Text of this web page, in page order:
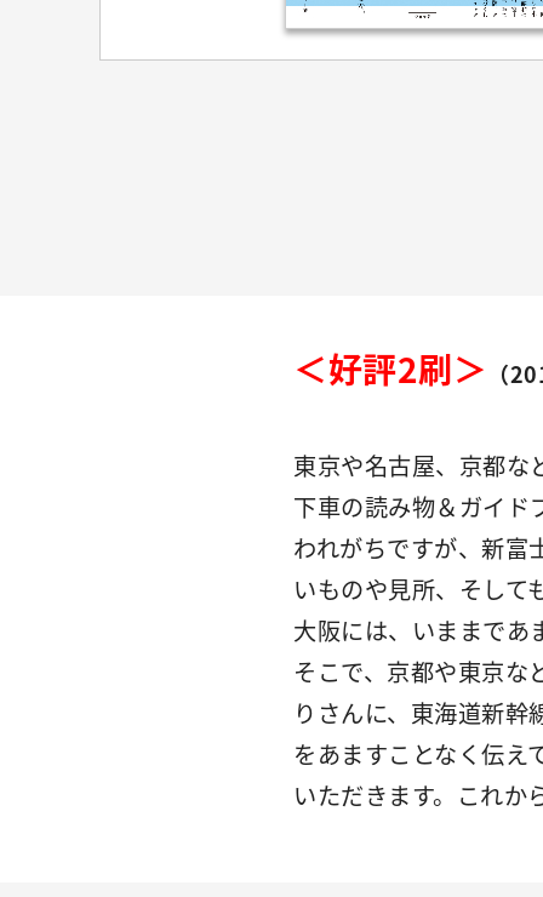
＜好評2刷＞ （
東京や名古屋、京都な
下車の読み物＆ガイド
われがちですが、新富
いものや見所、そして
大阪には、いままであ
そこで、京都や東京な
りさんに、東海道新
をあますことなく伝え
いただきます。これか